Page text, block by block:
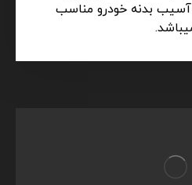
بدنه خودرو مناسب